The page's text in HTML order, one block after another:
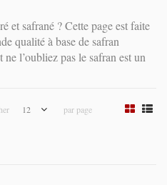
et safrané ? Cette page est faite
qualité à base de safran
l’oubliez pas le safran est un
12 par page